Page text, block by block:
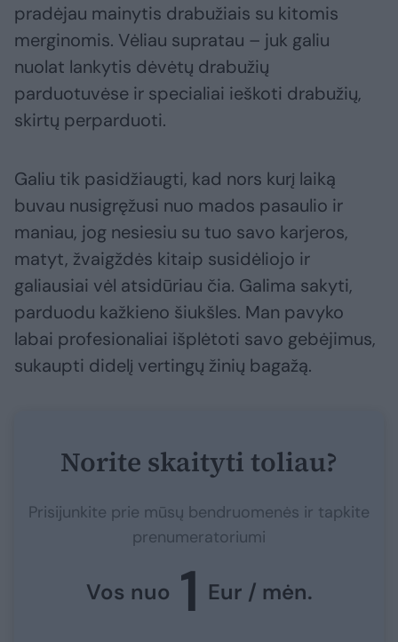
pradėjau mainytis drabužiais su kitomis
merginomis. Vėliau supratau – juk galiu
nuolat lankytis dėvėtų drabužių
parduotuvėse ir specialiai ieškoti drabužių,
skirtų perparduoti.
Galiu tik pasidžiaugti, kad nors kurį laiką
buvau nusigręžusi nuo mados pasaulio ir
maniau, jog nesiesiu su tuo savo karjeros,
matyt, žvaigždės kitaip susidėliojo ir
galiausiai vėl atsidūriau čia. Galima sakyti,
parduodu kažkieno šiukšles. Man pavyko
labai profesionaliai išplėtoti savo gebėjimus,
sukaupti didelį vertingų žinių bagažą.
Norite skaityti toliau?
Prisijunkite prie mūsų bendruomenės ir tapkite
prenumeratoriumi
Vos nuo 1 Eur / mėn.